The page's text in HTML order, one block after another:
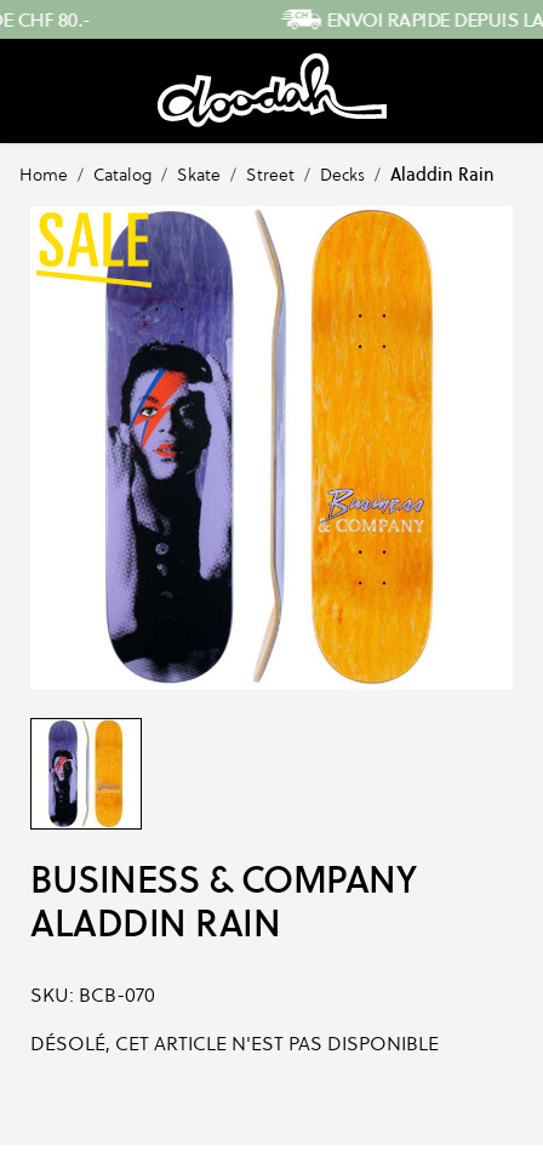
Skip to Content
ENVOI RAPIDE DEPUIS LA SUISSE
Home / Catalog / Skate / Street / Decks / Aladdin Rain
BUSINESS & COMPANY
ALADDIN RAIN
SKU: BCB-070
DÉSOLÉ, CET ARTICLE N'EST PAS DISPONIBLE